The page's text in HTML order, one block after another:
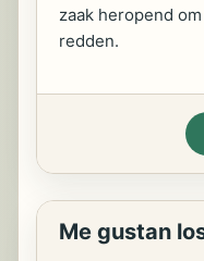
zaak heropend
redden.
Me gustan